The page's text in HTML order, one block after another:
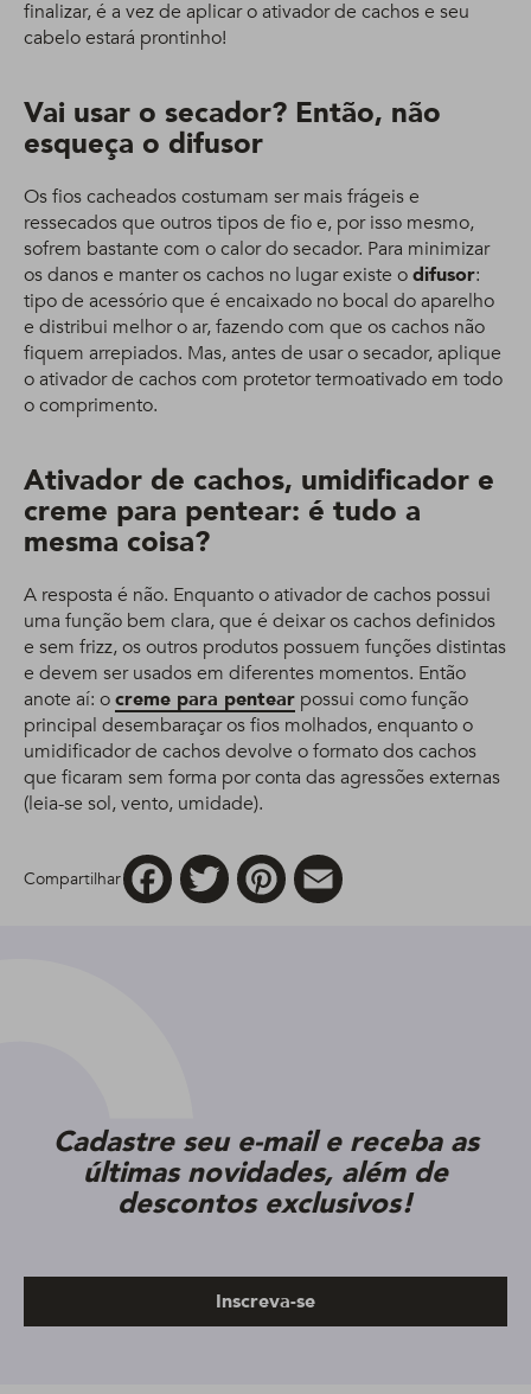
finalizar, é a vez de aplicar o ativador de cachos e seu
cabelo estará prontinho!
Vai usar o secador? Então, não
esqueça o difusor
Os fios cacheados costumam ser mais frágeis e
ressecados que outros tipos de fio e, por isso mesmo,
sofrem bastante com o calor do secador. Para minimizar
os danos e manter os cachos no lugar existe odifusor:
tipo de acessório que é encaixado no bocal do aparelho
e distribui melhor o ar, fazendo com que os cachos não
fiquem arrepiados. Mas, antes de usar o secador, aplique
o ativador de cachos com protetor termoativado em todo
o comprimento.
Ativador de cachos, umidificador e
creme para pentear: é tudo a
mesma coisa?
A resposta é não. Enquanto o ativador de cachos possui
uma função bem clara, que é deixar os cachos definidos
e sem frizz, os outros produtos possuem funções distintas
e devem ser usados em diferentes momentos. Então
anote aí: ocreme para pentear possui como função
principal desembaraçar os fios molhados, enquanto o
umidificador de cachos devolve o formato dos cachos
que ficaram sem forma por conta das agressões externas
(leia-se sol, vento, umidade).
Compartilhar
FacebookTwitter Pinterest
Cadastre seu e-mail e receba as
últimas novidades, além de
descontos exclusivos!
Inscreva-se